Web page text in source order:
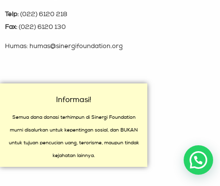
Telp: (022) 6120 218
Fax: (022) 6120 130
Humas: humas@sinergifoundation.org
Informasi!
Semua dana donasi terhimpun di Sinergi Foundation
murni disalurkan untuk kepentingan sosial, dan BUKAN
untuk tujuan pencucian uang, terorisme, maupun tindak
kejahatan lainnya.